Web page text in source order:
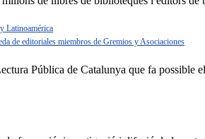
Latinoamérica
de editoriales miembros de Gremios y Asociaciones
Pública de Catalunya que fa possible